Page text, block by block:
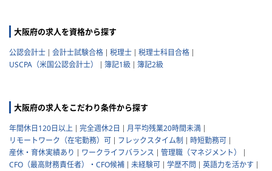
大阪府の求人を資格から探す
公認会計士 会計士試験合格 税理士
税理士科目合格
USCPA（米国公認会計士）
簿記1級 簿記2級
大阪府の求人をこだわり条件から探す
年間休日120日以上 完全週休2日
月平均残業20時間未満
リモートワーク（在宅勤務）可
フレックスタイム制
時短勤務可
産休・育休実績あり
ワークライフバランス
管理職（マネジメント）
CFO（最高財務責任者）・CFO候補
未経験可 学歴不問
英語力を活かす